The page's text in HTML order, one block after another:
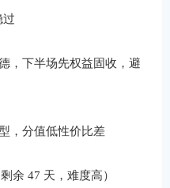
过
，下半场先权益固收，避
，分值低性价比差
余 47 天，难度高）